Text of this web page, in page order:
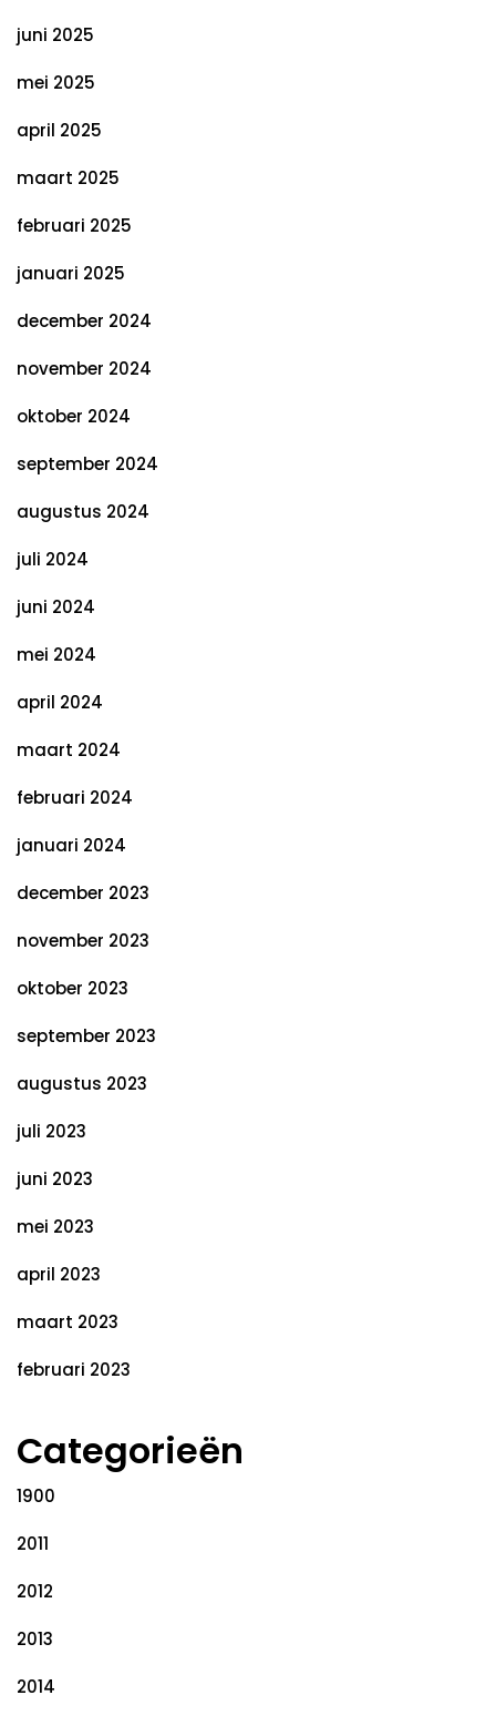
juni 2025
mei 2025
april 2025
maart 2025
februari 2025
januari 2025
december 2024
november 2024
oktober 2024
september 2024
augustus 2024
juli 2024
juni 2024
mei 2024
april 2024
maart 2024
februari 2024
januari 2024
december 2023
november 2023
oktober 2023
september 2023
augustus 2023
juli 2023
juni 2023
mei 2023
april 2023
maart 2023
februari 2023
Categorieën
1900
2011
2012
2013
2014